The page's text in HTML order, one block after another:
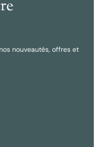
nouveautés, offres et